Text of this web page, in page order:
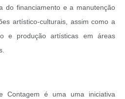
do financiamento e a manutenção
artístico-culturais, assim como a
e produção artísticas em áreas
Contagem é uma uma iniciativa